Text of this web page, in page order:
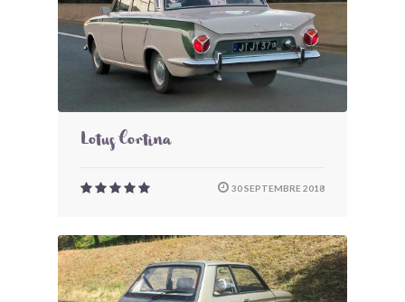
Lotus Cortina
30 SEPTEMBRE 2018